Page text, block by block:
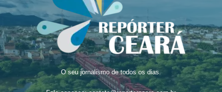
O seu jornalismo de todos os dias.